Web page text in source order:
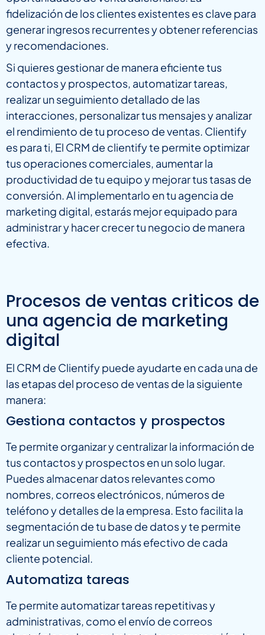
fidelización de los clientes existentes es clave para
generar ingresos recurrentes y obtener referencias
y recomendaciones.
Si quieres gestionar de manera eficiente tus
contactos y prospectos, automatizar tareas,
realizar un seguimiento detallado de las
interacciones, personalizar tus mensajes y analizar
el rendimiento de tu proceso de ventas. Clientify
es para ti, El CRM de clientify te permite optimizar
tus operaciones comerciales, aumentar la
productividad de tu equipo y mejorar tus tasas de
conversión. Al implementarlo en tu agencia de
marketing digital, estarás mejor equipado para
administrar y hacer crecer tu negocio de manera
efectiva.
Procesos de ventas criticos de
una agencia de marketing
digital
El CRM de Clientify puede ayudarte en cada una de
las etapas del proceso de ventas de la siguiente
manera:
​​Gestiona contactos y prospectos
Te permite organizar y centralizar la información de
tus contactos y prospectos en un solo lugar.
Puedes almacenar datos relevantes como
nombres, correos electrónicos, números de
teléfono y detalles de la empresa. Esto facilita la
segmentación de tu base de datos y te permite
realizar un seguimiento más efectivo de cada
cliente potencial.
Automatiza tareas
Te permite automatizar tareas repetitivas y
administrativas, como el envío de correos